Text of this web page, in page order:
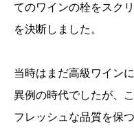
てのワインの栓をスク
を決断しました。
当時はまだ高級ワイン
異例の時代でしたが、
フレッシュな品質を保